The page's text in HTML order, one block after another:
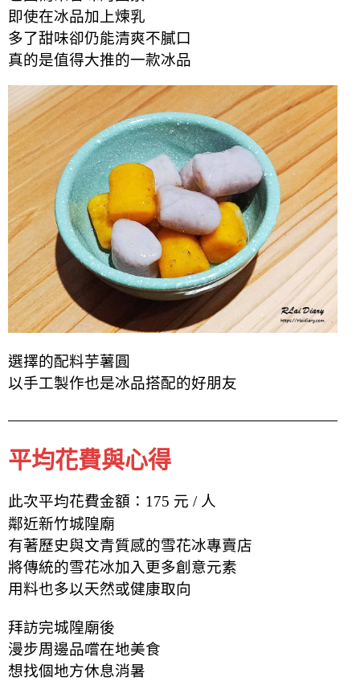
即使在冰品加上煉乳
多了甜味卻仍能清爽不膩口
真的是值得大推的一款冰品
選擇的配料芋薯圓
以手工製作也是冰品搭配的好朋友
平均花費與心得
此次平均花費金額：175 元 / 人
鄰近新竹城隍廟
有著歷史與文青質感的雪花冰專賣店
將傳統的雪花冰加入更多創意元素
用料也多以天然或健康取向
拜訪完城隍廟後
漫步周邊品嚐在地美食
想找個地方休息消暑